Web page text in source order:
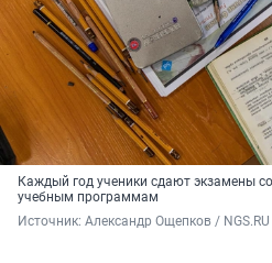
Каждый год ученики сдают экзамены
учебным программам
Источник: Александр Ощепков / NGS.RU